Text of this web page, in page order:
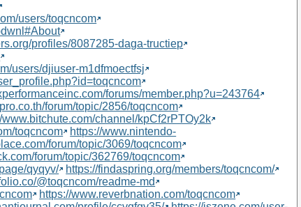
users/toqcncom
profiles/8087285-daga-tructiep
users/djiuser-m1dfmoectfsj
forums/member.php?u=243764
forum/topic/2856/toqcncom
www.bitchute.com/channel/kpCf2rPTOy2k
toqcncom
https://www.nintendo-
forum/topic/3069/toqcncom
forum/topic/362769/toqcncom
qyqyv/
https://findaspring.org/members/toqcncom/
@toqcncom/readme-md
https://www.reverbnation.com/toqcncom